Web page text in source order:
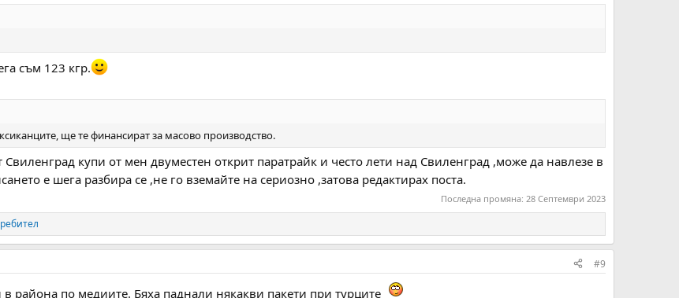
съм 123 кгр.
ще те финансират за масово производство.
купи от мен двуместен открит паратрайк и често лети над Свиленград ,може да навлезе в
е шега разбира се ,не го вземайте на сериозно ,затова редактирах поста.
Последна промяна: 28 Септември 2023
#9
района по медиите. Бяха паднали някакви пакети при турците